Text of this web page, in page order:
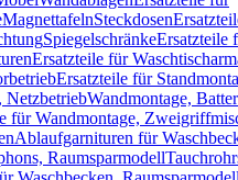
MagnettafelnSteckdosen
SpiegelschränkeErsatzteile
Ersatzteile für
Ersatzteile für
NetzbetriebWandmontage,
für Wandmontage,
Ablaufgarnituren für
Raumsparmodell